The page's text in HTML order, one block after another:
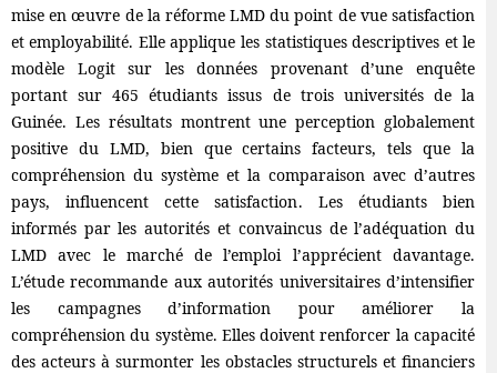
mise en œuvre de la réforme LMD du point de vue satisfaction
et employabilité. Elle applique les statistiques descriptives et le
modèle Logit sur les données provenant d’une enquête
portant sur 465 étudiants issus de trois universités de la
Guinée. Les résultats montrent une perception globalement
positive du LMD, bien que certains facteurs, tels que la
compréhension du système et la comparaison avec d’autres
pays, influencent cette satisfaction. Les étudiants bien
informés par les autorités et convaincus de l’adéquation du
LMD avec le marché de l’emploi l’apprécient davantage.
L’étude recommande aux autorités universitaires d’intensifier
les campagnes d’information pour améliorer la
compréhension du système. Elles doivent renforcer la capacité
des acteurs à surmonter les obstacles structurels et financiers